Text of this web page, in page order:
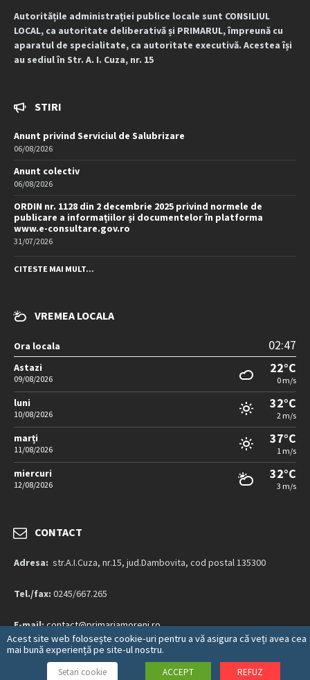
Autoritățile administrației publice locale sunt CONSILIUL
LOCAL, ca autoritate deliberativă și PRIMARUL, împreună cu
aparatul de specialitate, ca autoritate executivă. Acestea își
au sediul în Str. A. I. Cuza, nr. 15
STIRI
Anunt privind Serviciul de Salubrizare
06/08/2026
Anunt colectiv
06/08/2026
ORDIN nr. 1128 din 2 decembrie 2025 privind normele de
publicare a informațiilor și documentelor în platforma
www.e-consultare.gov.ro
31/07/2026
CITESTE MAI MULT...
VREMEA LOCALA
Ora locala 02:47
Astazi
09/08/2026
22°C
0 m/s
luni
10/08/2026
32°C
2 m/s
marți
11/08/2026
37°C
1 m/s
miercuri
12/08/2026
32°C
3 m/s
CONTACT
Adresa: str.A.I.Cuza, nr.15, jud.Dambovita, cod postal 135300
Tel./fax: 0245/667.265
E-mail:contact@primariamoreni.ro
Mai multe detalii…
Acest site web folosește cookie-uri pentru a vă asigura că veți avea cea
mai bună experiență pe site-ul nostru.
Setari cookie ACCEPT REFUZ